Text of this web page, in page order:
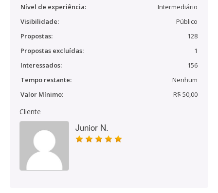
Nível de experiência:
Intermediário
Visibilidade:
Público
Propostas:
128
Propostas excluídas:
1
Interessados:
156
Tempo restante:
Nenhum
Valor Mínimo:
R$ 50,00
Cliente
Junior N.